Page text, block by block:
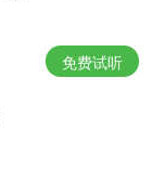
免费试听